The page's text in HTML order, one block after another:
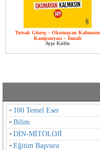
Tutsak Güneş – Okumayan Kalmasın
Kampanyası – İmzalı
Ayşe Kulin
100 Temel Eser
Bilim
DİN-MİTOLOJİ
Eğitim Başvuru